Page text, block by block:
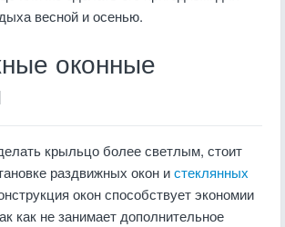
весной и осенью.
оконные
крыльцо более светлым, стоит
раздвижных окон истеклянных
окон способствует экономии
как не занимает дополнительное